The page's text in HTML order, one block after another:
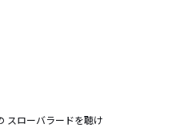
スローバラードを聴け